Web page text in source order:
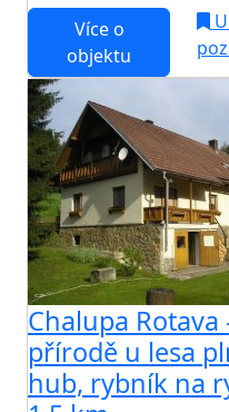
Více o
objektu
Chalupa Rotava
přírodě u lesa
hub, rybník na